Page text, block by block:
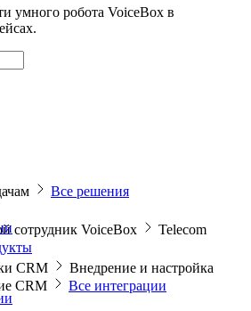
умного робота VoiceBox в
Все решения
сотрудник VoiceBox
Telecom
CRM
Внедрение и настройка
CRM Все интеграции